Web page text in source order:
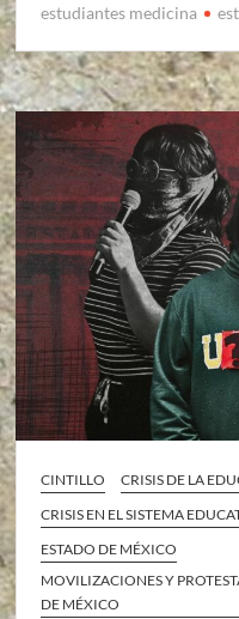
estudiantes medicina
CINTILLO
CRISIS DE LA
CRISIS EN EL SISTEMA
ESTADO DE MÉXICO
MOVILIZACIONES Y
DE MÉXICO